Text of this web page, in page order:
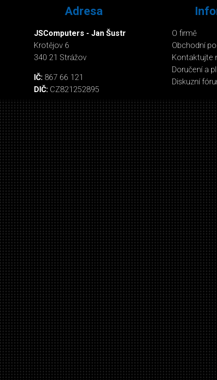
Adresa
JSComputers - Jan Šustr
Krotějov 6
340 21 Strážov
IČ: 867 66 121
DIČ: CZ821252895
O firmě
Obchodní
Kontaktujte
Doručení a
Diskuzní